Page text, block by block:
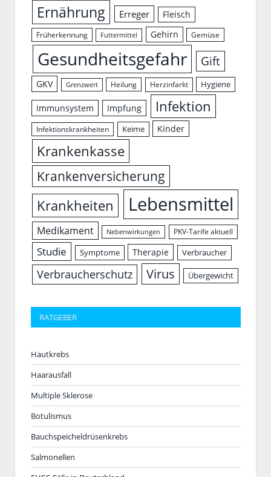
Ernährung Erreger Fleisch
Früherkennung Futtermittel Gehirn Gemüse
Gesundheitsgefahr Gift
GKV Grenzwert Heilung Herzinfarkt Hygiene
Immunsystem Impfung Infektion
Infektionskrankheiten Keime Kinder
Krankenkasse
Krankenversicherung
Krankheiten Lebensmittel
Medikament Nebenwirkungen PKV-Tarife aktuell
Studie Symptome Therapie Verbraucher
Verbraucherschutz Virus Übergewicht
RATGEBER
Hautkrebs
Haarausfall
Multiple Sklerose
Botulismus
Bauchspeicheldrüsenkrebs
Salmonellen